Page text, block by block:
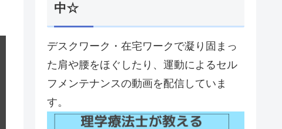
中☆
デスクワーク・在宅ワークで凝り固まっ
た肩や腰をほぐしたり、運動によるセル
フメンテナンスの動画を配信していま
す。